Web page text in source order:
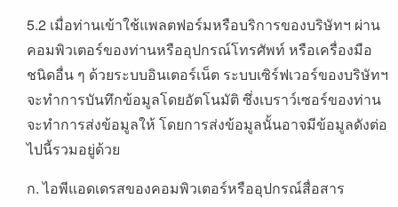
5.2 เมื่อท่านเข้าใช้แพลตฟอร์มหรือบริการของบริษัทฯ ผ่าน
คอมพิวเตอร์ของท่านหรืออุปกรณ์โทรศัพท์ หรือเครื่องมือ
ชนิดอื่น ๆ ด้วยระบบอินเตอร์เน็ต ระบบเซิร์ฟเวอร์ของบริษัทฯ
จะทำการบันทึกข้อมูลโดยอัตโนมัติ ซึ่งเบราว์เซอร์ของท่าน
จะทำการส่งข้อมูลให้ โดยการส่งข้อมูลนั้นอาจมีข้อมูลดังต่อ
ไปนี้รวมอยู่ด้วย
ก. ไอพีแอดเดรสของคอมพิวเตอร์หรืออุปกรณ์สื่อสาร